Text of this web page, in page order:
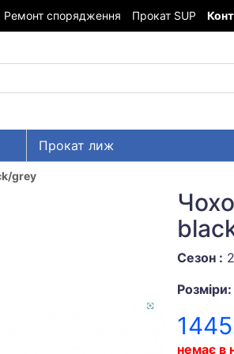
Ремонт спорядження Прокат SUP
Прокат лиж
grey
Сезон :
Розміри:
немає в